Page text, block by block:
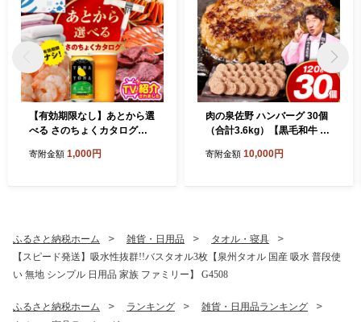
【有効期限なし】あとから選
べる さのちょくカタログ
佐野市 ふるさとギフト 4000
寄附金額 1,000円
肉の泉佐野 ハンバーグ 30個
（合計3.6kg）【黒毛和牛 な
小分け 冷凍 ストック 人気 総
寄附金額 10,000円
ふるさと納税ホーム 雑貨・日用品
タオル・寝具
【スピード発送】吸水性抜群!!バスタオル3枚【泉州タオル 国産 吸水 普段使
い 無地 シンプル 日用品 家族 ファミリー】 G4508
ふるさと納税ホーム ランキング
雑貨・日用品ランキング